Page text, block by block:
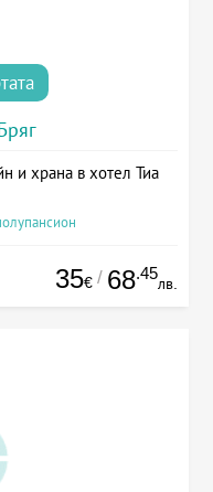
и храна в хотел Тиа
35€ / 68.45
лв.